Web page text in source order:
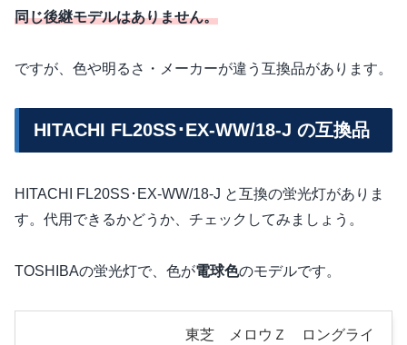
同じ後継モデルはありません。
ですが、色や明るさ・メーカーが違う互換品があります。
HITACHI FL20SS･EX-WW/18-J の互換品
HITACHI FL20SS･EX-WW/18-J と互換の蛍光灯がありま
す。代用できるかどうか、チェックしてみましょう。
TOSHIBAの蛍光灯で、色が電球色のモデルです。
東芝 メロウＺ ロングライ